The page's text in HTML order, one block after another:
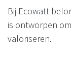
Bij Ecowatt
is ontworpen
valoriseren.